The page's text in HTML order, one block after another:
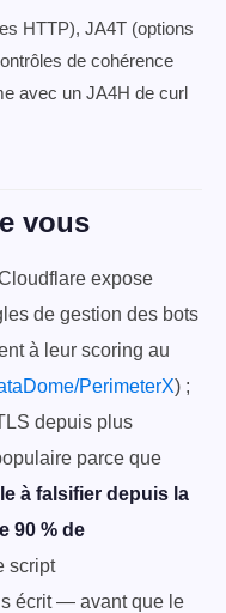
HTTP), JA4T (options
de cohérence
avec un JA4H de curl
vous
expose
de gestion des bots
à leur scoring au
PerimeterX) ;
depuis plus
parce que
à falsifier depuis la
90 % de
script
écrit — avant que le